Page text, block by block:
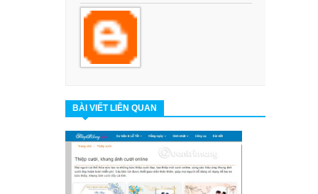
BÀI VIẾT LIÊN QUAN